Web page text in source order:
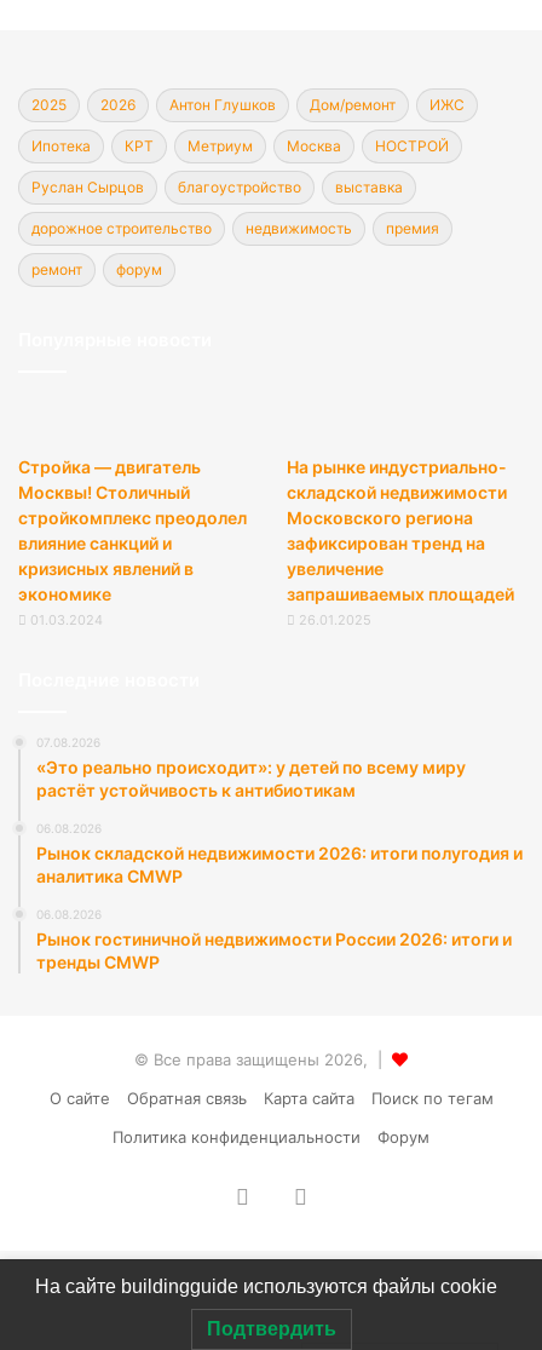
2025 2026 Антон Глушков Дом/ремонт ИЖС
Ипотека КРТ Метриум Москва НОСТРОЙ
Руслан Сырцов благоустройство выставка
дорожное строительство недвижимость премия
ремонт форум
Стройка — двигатель
Москвы! Столичный
стройкомплекс преодолел
влияние санкций и
кризисных явлений в
экономике
01.03.2024
На рынке индустриально-
складской недвижимости
Московского региона
зафиксирован тренд на
увеличение
запрашиваемых площадей
26.01.2025
07.08.2026
«Это реально происходит»: у детей по всему миру
растёт устойчивость к антибиотикам
06.08.2026
Рынок складской недвижимости 2026: итоги полугодия и
аналитика CMWP
06.08.2026
Рынок гостиничной недвижимости России 2026: итоги и
тренды CMWP
© Все права защищены 2026, |
О сайте
Обратная связь Карта сайта
Поиск по тегам
Политика конфиденциальности
Форум
vk.com
На сайте buildingguide используются файлы cookie
Подтвердить